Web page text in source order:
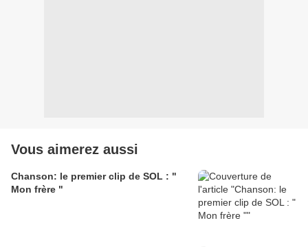
Vous aimerez aussi
Chanson: le premier clip de SOL : "
Mon frère "